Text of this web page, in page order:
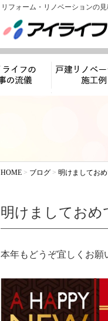
リフォーム・リノベーションの
HOME> ブログ> 明けましておめ
明けましておめ
本年もどうぞ宜しくお願